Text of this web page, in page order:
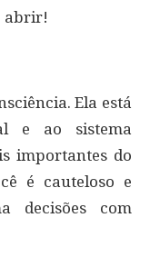
abrir!
Ela está
e ao sistema
importantes do
é cauteloso e
decisões com